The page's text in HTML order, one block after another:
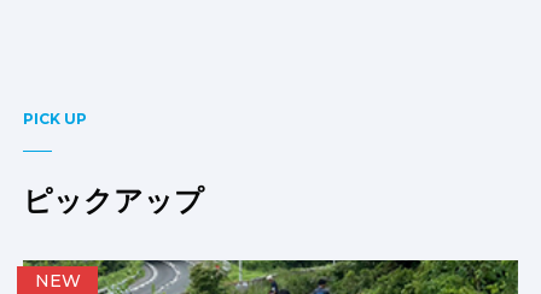
PICK UP
ピックアップ
NEW